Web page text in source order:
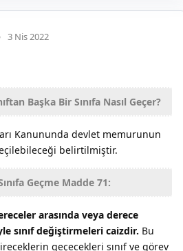
3 Nis 2022
Başka Bir Sınıfa Nasıl Geçer?
Kanununda devlet memurunun
belirtilmiştir.
Geçme Madde 71:
arasında veya derece
sınıf değiştirmeleri caizdir. Bu
geçecekleri sınıf ve görev